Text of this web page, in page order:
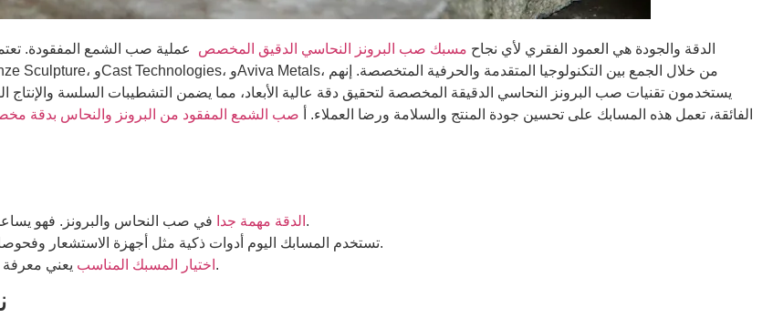
الدقة والجودة هي العمود الفقري لأي نجاح مسبك صب البرونز النحاسي الدقيق المخصص
عملية صب الشمع المفقودة.
يستخدمون تقنيات صب البرونز النحاسي الدقيقة المخصصة لتحقيق دقة عالية الأبعاد، مما يضمن التشطيبات السلسة
الفائقة، تعمل هذه المسابك على تحسين جودة المنتج والسلامة ورضا العملاء. أ صب الشمع المفقود من البرونز والنحاس بدقة
الدقة مهمة جدا في صب النحاس والبرونز. فهو يساعد على ملاءمة الأجزاء بشكل مثالي، والعمل بشكل أفضل، وتقليل الهدر.
تستخدم المسابك اليوم أدوات ذكية مثل أجهزة الاستشعار وفحوصات الجودة. هذه الأدوات تجعل عملية الصب أكثر دقة وتقلل من الأخطاء.
اختيار المسبك المناسب يعني معرفة احتياجاتك وسمعتها. التواصل الجيد هو أيضًا مفتاح العمل معًا بشكل جيد.